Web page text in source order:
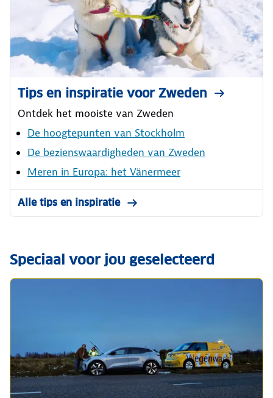
Tips en inspiratie voor Zweden
Ontdek het mooiste van Zweden
De hoogtepunten van Stockholm
De bezienswaardigheden van Zweden
Meren in Europa: het Vänermeer
Alle tips en inspiratie
Speciaal voor jou geselecteerd